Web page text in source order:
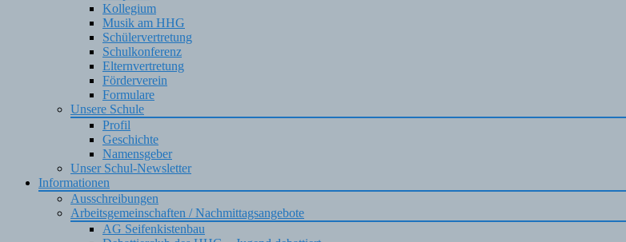
Kollegium
Musik am HHG
Schülervertretung
Schulkonferenz
Elternvertretung
Förderverein
Formulare
Unsere Schule
Profil
Geschichte
Namensgeber
Unser Schul-Newsletter
Informationen
Ausschreibungen
Arbeitsgemeinschaften / Nachmittagsangebote
AG Seifenkistenbau